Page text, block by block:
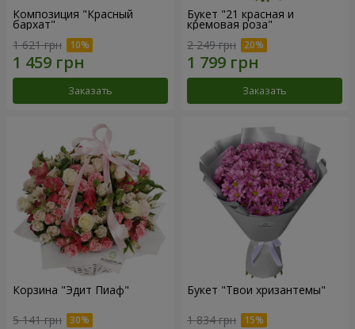
Композиция "Красный
бархат"
1 621 грн
Заказать
Букет "21 красная и
кремовая роза"
2 249 грн
Заказать
Корзина "Эдит Пиаф"
5 141 грн
Букет "Твои хризантемы"
1 834 грн